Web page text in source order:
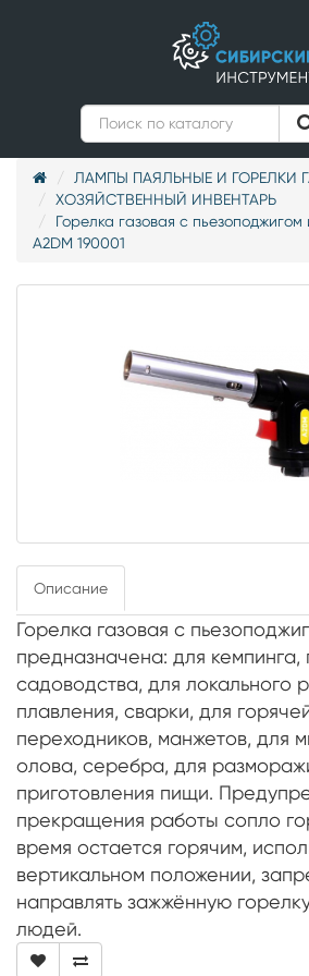
ЛАМПЫ ПАЯЛЬНЫЕ И ГОРЕЛКИ
ХОЗЯЙСТВЕННЫЙ ИНВЕНТАРЬ
Горелка газовая с пьезоподжигом
A2DM 190001
Описание
Горелка газовая с
предназначена: для кемпинга,
садоводства, для локального
плавления, сварки, для
переходников, манжетов, для
олова, серебра, для
приготовления пищи.
прекращения работы сопло
время остается горячим,
вертикальном положении,
направлять зажжённую
людей.